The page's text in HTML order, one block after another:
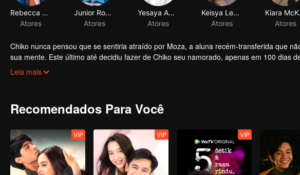
Rebecca Klopper
Atores
Junior Roberts
Atores
Yesaya Abraham
Atores
Chiko nunca pensou que se sentiria atraído por Moza, a aluna recém-transferida que
sua mente. Este último até decidiu fazer de Chiko seu namorado, apenas em 100 dias
Moza toma, causando uma grande reviravolta na história: agora é Chiko quem a
Leia mais
Recomendados Para Você
VIP VIP VIP